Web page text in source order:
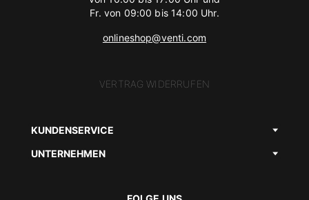
Fr. von 09:00 bis 14:00 Uhr.
onlineshop@venti.com
VERTRAG WIDERRUFEN
KUNDENSERVICE
UNTERNEHMEN